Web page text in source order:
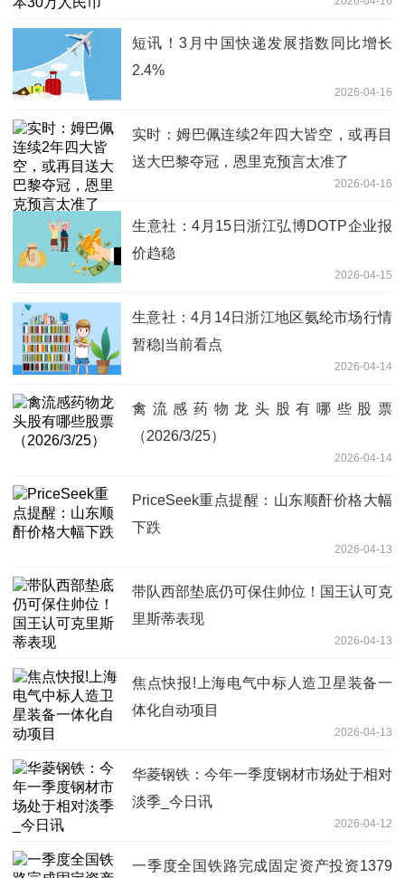
短讯！3月中国快递发展指数同比增长
2.4%
2026-04-16
实时：姆巴佩连续2年四大皆空，或再目
送大巴黎夺冠，恩里克预言太准了
2026-04-16
生意社：4月15日浙江弘博DOTP企业报
价趋稳
2026-04-15
生意社：4月14日浙江地区氨纶市场行情
暂稳|当前看点
2026-04-14
禽流感药物龙头股有哪些股票
（2026/3/25）
2026-04-14
PriceSeek重点提醒：山东顺酐价格大幅
下跌
2026-04-13
带队西部垫底仍可保住帅位！国王认可克
里斯蒂表现
2026-04-13
焦点快报!上海电气中标人造卫星装备一
体化自动项目
2026-04-13
华菱钢铁：今年一季度钢材市场处于相对
淡季_今日讯
2026-04-12
一季度全国铁路完成固定资产投资1379